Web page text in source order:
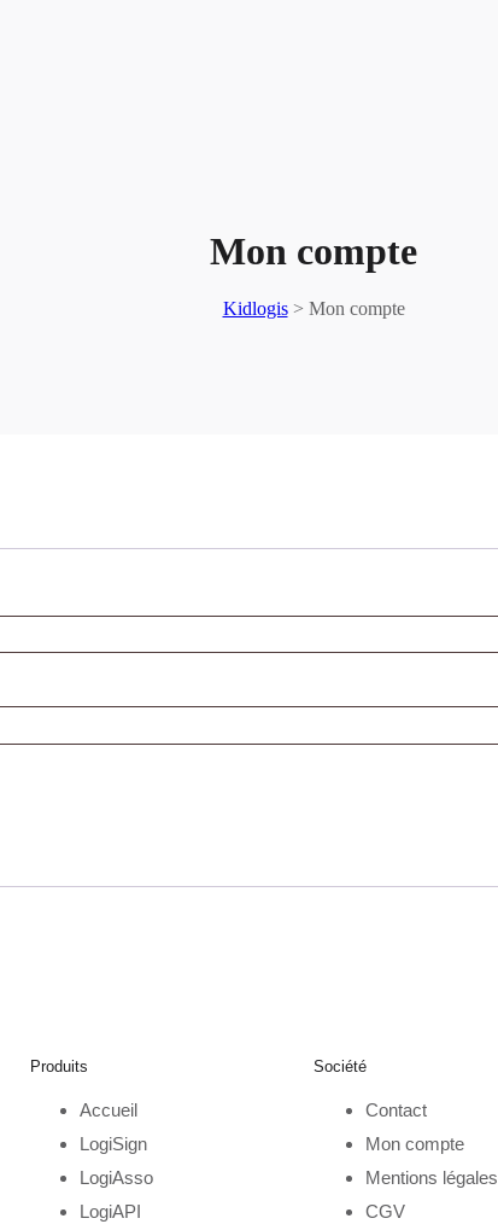
Mon compte
Kidlogis> Mon compte
Produits
Accueil
LogiSign
LogiAsso
LogiAPI
Société
Contact
Mon compte
Mentions légales
CGV